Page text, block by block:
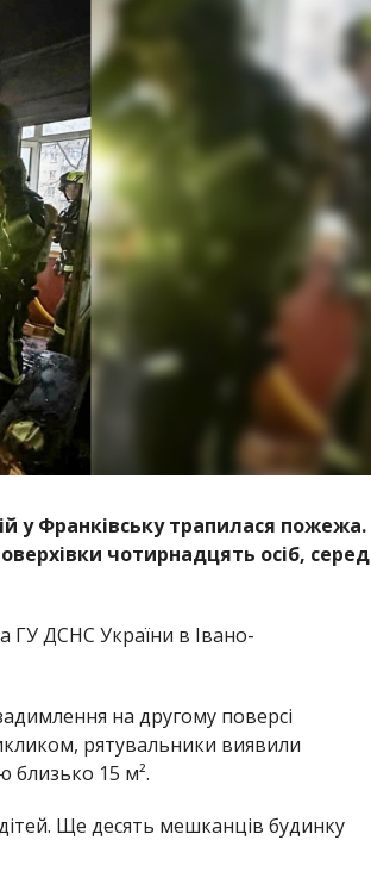
у Франківську трапилася пожежа.
чотирнадцять осіб, серед
ГУ ДСНС України в Івано-
на другому поверсі
рятувальники виявили
близько 15 м².
Ще десять мешканців будинку